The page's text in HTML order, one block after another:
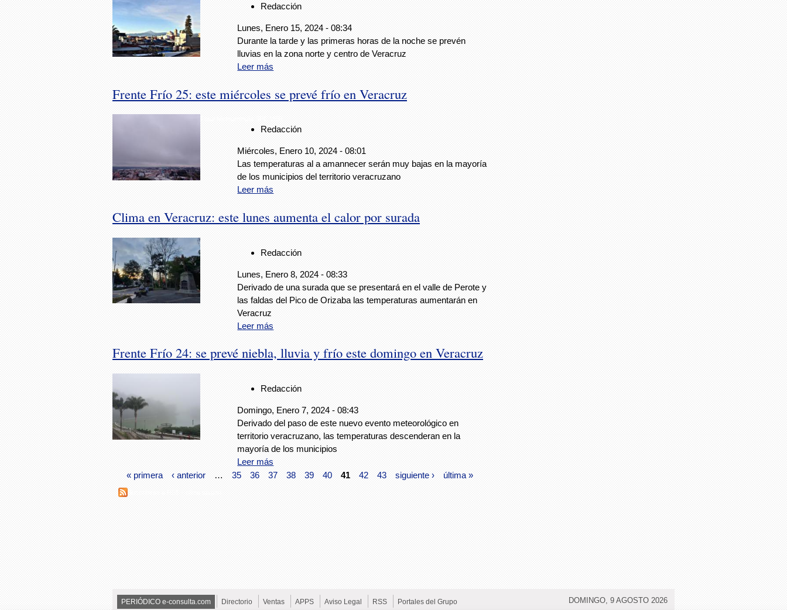
Redacción
Lunes, Enero 15, 2024 - 08:34
Durante la tarde y las primeras horas de la noche se prevén
lluvias en la zona norte y centro de Veracruz
Leer más
Frente Frío 25: este miércoles se prevé frío en Veracruz
Redacción
Miércoles, Enero 10, 2024 - 08:01
Las temperaturas al a amannecer serán muy bajas en la mayoría
de los municipios del territorio veracruzano
Leer más
Clima en Veracruz: este lunes aumenta el calor por surada
Redacción
Lunes, Enero 8, 2024 - 08:33
Derivado de una surada que se presentará en el valle de Perote y
las faldas del Pico de Orizaba las temperaturas aumentarán en
Veracruz
Leer más
Frente Frío 24: se prevé niebla, lluvia y frío este domingo en Veracruz
Redacción
Domingo, Enero 7, 2024 - 08:43
Derivado del paso de este nuevo evento meteorológico en
territorio veracruzano, las temperaturas descenderan en la
mayoría de los municipios
Leer más
« primera
‹ anterior 35 36 37 38 39 40 41 42 43 siguiente › última »
PERIÓDICO e-consulta.com Directorio Ventas APPS Aviso Legal RSS Portales del Grupo DOMINGO, 9 AGOSTO 2026